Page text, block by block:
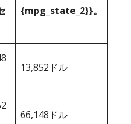
{mpg_state_2}}。
13,852ドル
66,148ドル